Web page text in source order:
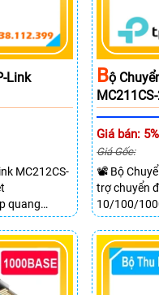
Link
MC212CS-
quang
Trang bị 1
1 cổng SC
thời lên đến
BỘ
Giá bán:
Giá Gốc:
📽 Bộ
trợ chuyển
10/100/
Gigabit
cổng RJ45
Gigabit hỗ
lên đến